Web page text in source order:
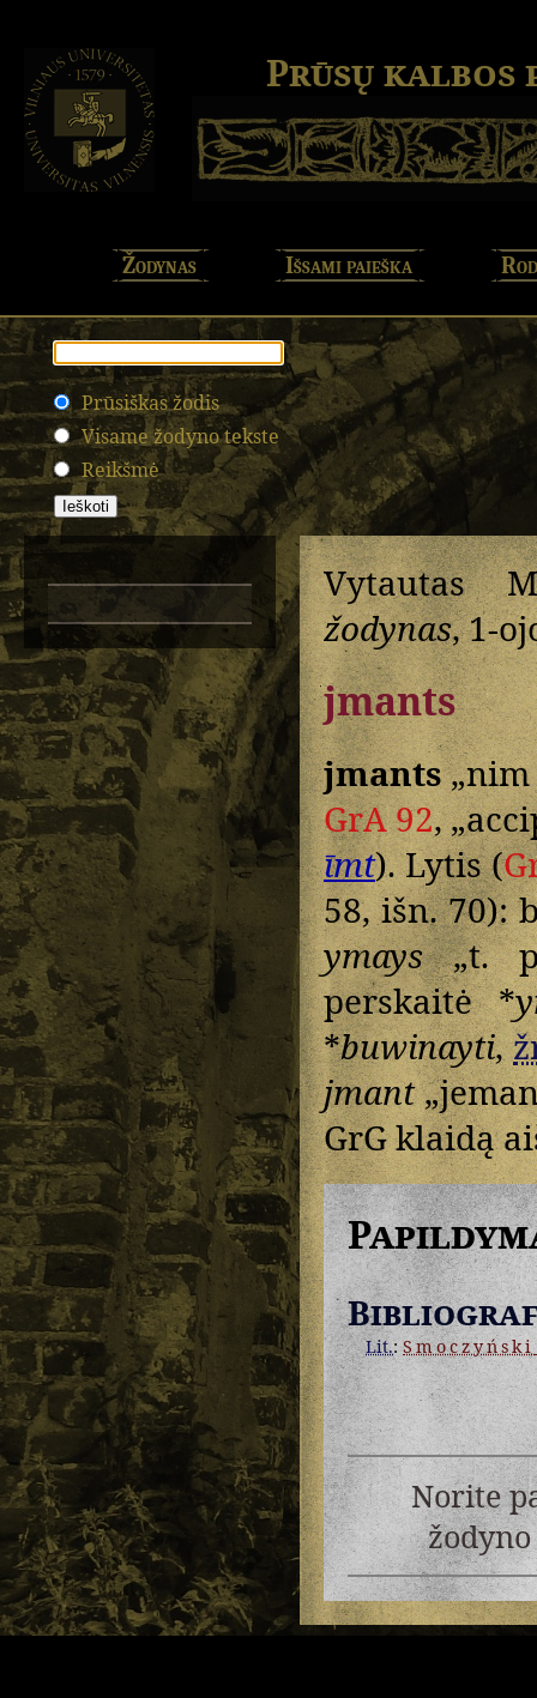
Prūsų kalbos
Žodynas Išsami paieška
Prūsiškas žodis
Visame žodyno tekste
Reikšmė
Vytautas
žodynas, 1-
jmants
jmants„nim
GrA 92,
īmt). Lytis (
58, išn. 70):
ymays„t.
perskaitė *
*buwinayti,
jmant
GrG klaidą
Lit.:Smoczyński
Norite